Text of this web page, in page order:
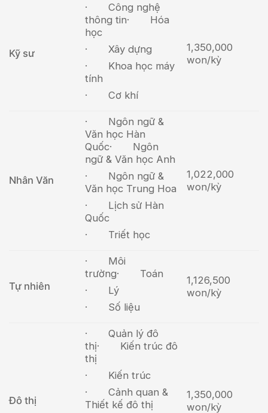
Kỹ sư
· Công nghệ
thông tin· Hóa
học
· Xây dựng
· Khoa học máy
tính
· Cơ khí
1,350,000
won/kỳ
Nhân Văn
· Ngôn ngữ &
Văn học Hàn
Quốc· Ngôn
ngữ & Văn học Anh
· Ngôn ngữ &
Văn học Trung Hoa
· Lịch sử Hàn
Quốc
· Triết học
1,022,000
won/kỳ
Tự nhiên
· Môi
trường· Toán
· Lý
· Số liệu
1,126,500
won/kỳ
Đô thị
· Quản lý đô
thị· Kiến trúc đô
thị
· Kiến trúc
· Cảnh quan &
Thiết kế đô thị
1,350,000
won/kỳ